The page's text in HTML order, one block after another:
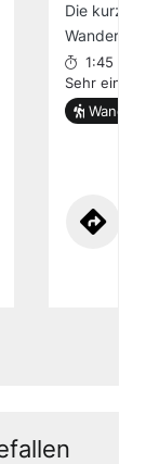
Die kurze
1:45 h
Sehr